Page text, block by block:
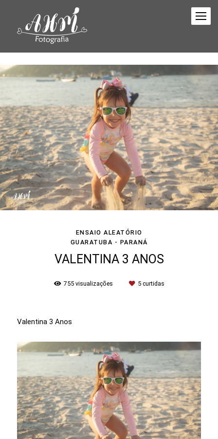
ENSAIO ALEATÓRIO
GUARATUBA - PARANÁ
VALENTINA 3 ANOS
755visualizações 5curtidas
Valentina 3 Anos